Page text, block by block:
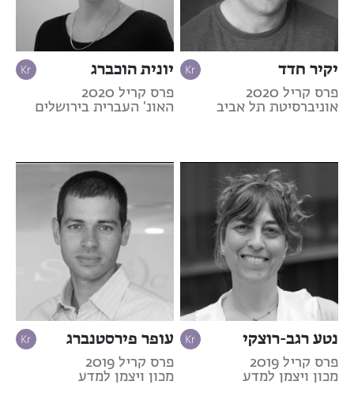
יקיר חדד
פרס קריל 2020
אוניברסיטת תל אביב
יונית הוכברג
פרס קריל 2020
האונ' העברית בירושלים
נטע רגב-רוצקי
פרס קריל 2019
מכון ויצמן למדע
עופר פירסטנברג
פרס קריל 2019
מכון ויצמן למדע